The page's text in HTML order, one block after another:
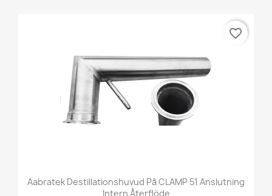
Aabratek Destillationshuvud På CLAMP 51 Anslutning
Intern Återflöde
favorite_border